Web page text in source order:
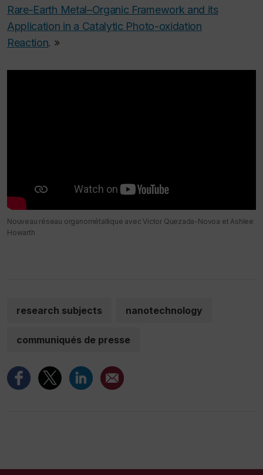
Rare-Earth Metal–Organic Framework and its
Application in a Catalytic Photo-oxidation
Reaction. »
Nouveau réseau organométallique avec Victor Quezada-Novoa et Ashlee
Howarth
research subjects nanotechnology
communiqués de presse